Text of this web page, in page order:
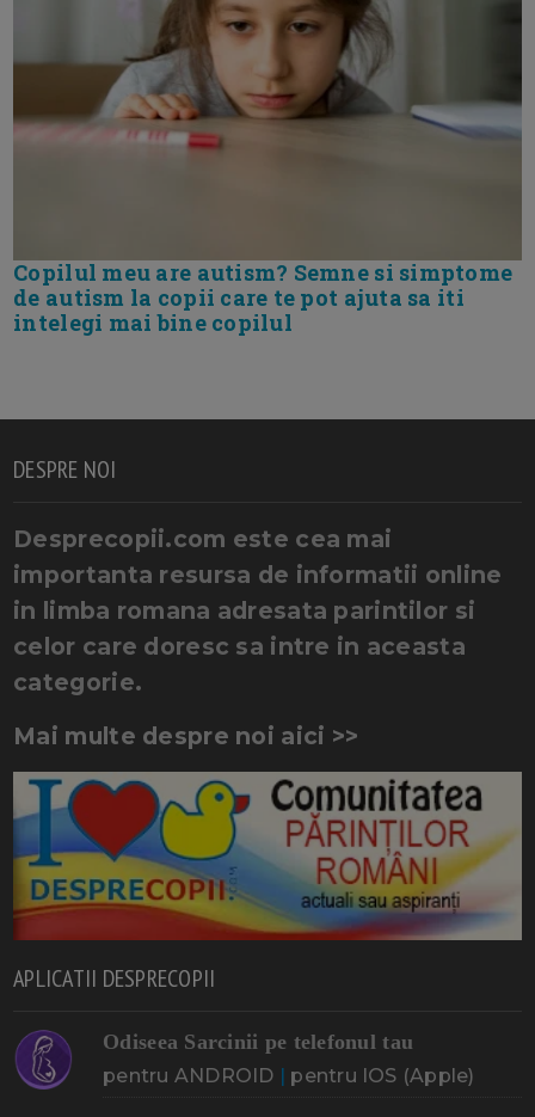
Copilul meu are autism? Semne si simptome
de autism la copii care te pot ajuta sa iti
intelegi mai bine copilul
DESPRE NOI
Desprecopii.com este cea mai
importanta resursa de informatii online
in limba romana adresata parintilor si
celor care doresc sa intre in aceasta
categorie.
Mai multe despre noi aici >>
APLICATII DESPRECOPII
Odiseea Sarcinii pe telefonul tau
pentru ANDROID | pentru IOS (Apple)